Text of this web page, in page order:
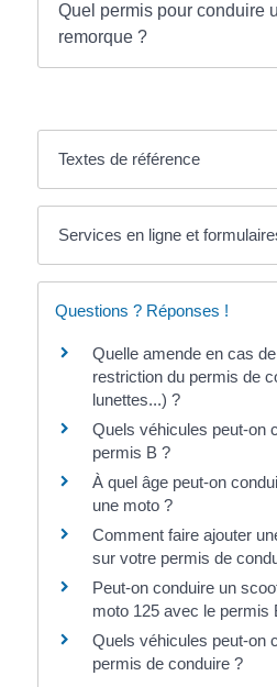
Quel permis pour conduire
remorque ?
Textes de référence
Services en ligne et
Questions ? Réponses !
Quelle amende en cas
restriction du permis de
lunettes...) ?
Quels véhicules peut-on
permis B ?
À quel âge peut-on
une moto ?
Comment faire ajouter
sur votre permis de
Peut-on conduire un
moto 125 avec le permis
Quels véhicules peut-on
permis de conduire ?